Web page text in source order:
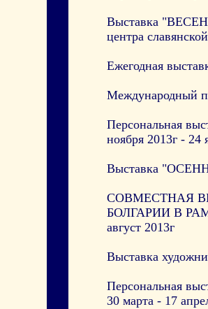
Выставка
центра
Ежегодная
Международный
Персональная
ноября 2013г - 24
Выставка
СОВМЕСТНАЯ
БОЛГАРИИ В
август 2013г
Выставка
Персональная
30 марта - 17